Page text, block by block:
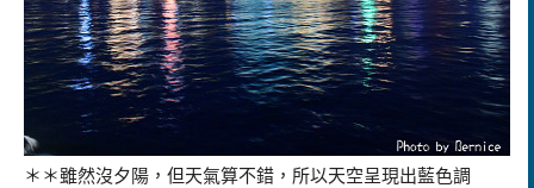
＊＊雖然沒夕陽，但天氣算不錯，所以天空呈現出藍色調